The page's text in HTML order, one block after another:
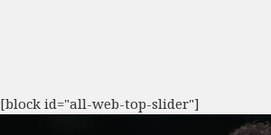
[block id="all-web-top-slider"]